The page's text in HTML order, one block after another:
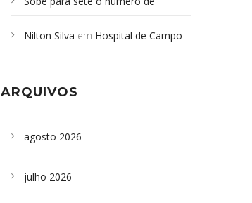
desabamento em São Paulo - Revista
sepultados em SP
Nilton Silva em Hospital de Campo
ARQUIVOS
agosto 2026
julho 2026